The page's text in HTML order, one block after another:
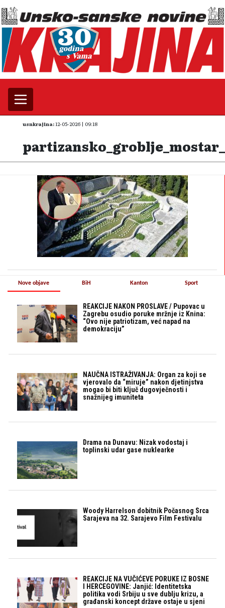
usnkrajina:12-05-2026 | 09:18
Nove objave
REAKCIJE NAKON PROSLAVE / Pupovac u
Zagrebu osudio poruke mržnje iz Knina:
“Ovo nije patriotizam, već napad na
demokraciju”
NAUČNA ISTRAŽIVANJA: Organ za koji se
vjerovalo da “miruje” nakon djetinjstva
mogao bi biti ključ dugovječnosti i
snažnijeg imuniteta
Drama na Dunavu: Nizak vodostaj i
toplinski udar gase nuklearke
Woody Harrelson dobitnik Počasnog Srca
Sarajeva na 32. Sarajevo Film Festivalu
REAKCIJE NA VUČIĆEVE PORUKE IZ BOSNE
I HERCEGOVINE: Janjić: Identitetska
politika vodi Srbiju u sve dublju krizu, a
građanski koncept države ostaje u sjeni
BiH Kanton Sport